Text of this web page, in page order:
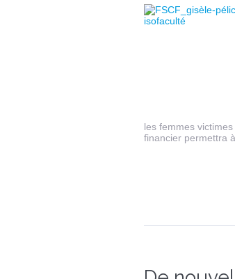
les femmes
financier permettra